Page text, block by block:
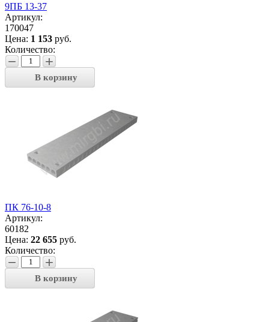
9ПБ 13-37
Артикул:
170047
Цена: 1 153 руб.
Количество:
− +
В корзину
ПК 76-10-8
Артикул:
60182
Цена: 22 655 руб.
Количество:
− +
В корзину